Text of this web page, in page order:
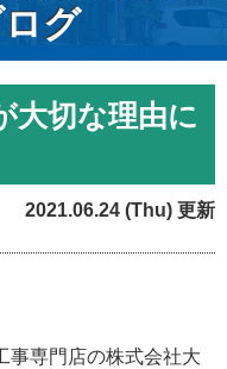
グ
大切な理由に
2021.06.24 (Thu) 更新
事専門店の株式会社大